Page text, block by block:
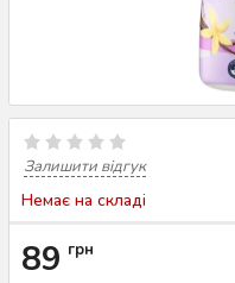
Залишити відгук
Немає на складі
89 грн